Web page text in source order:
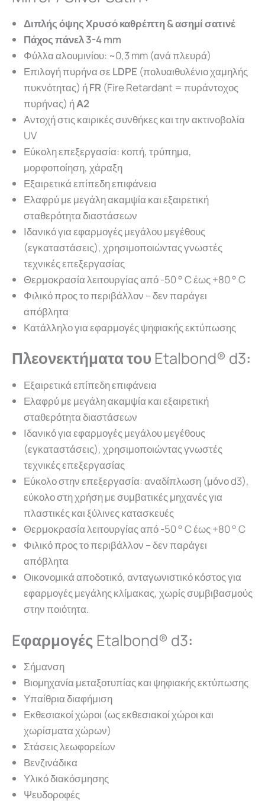
Διπλής όψης Χρυσό καθρέπτη & ασημί σατινέ
Πάχος πάνελ 3-4 mm
Φύλλα αλουμινίου: ~0,3 mm (ανάπλευρά)
Επιλογή πυρήνα σε LDPE (πολυαιθυλένιοχαμηλής
πυκνότητας) ήFR (Fire Retardant = πυράντοχος
πυρήνας) ήΑ2
Αντοχή στις καιρικές συνθήκες και την ακτινοβολία
UV
Εύκολη επεξεργασία: κοπή, τρύπημα,
μορφοποίηση, χάραξη
Εξαιρετικά επίπεδη επιφάνεια
Ελαφρύ με μεγάλη ακαμψία και εξαιρετική
σταθερότητα διαστάσεων
Ιδανικό για εφαρμογές μεγάλου μεγέθους
(εγκαταστάσεις), χρησιμοποιώντας γνωστές
τεχνικές επεξεργασίας
Θερμοκρασία λειτουργίας από -50 ° C έως +80 ° C
Φιλικό προς το περιβάλλον – δεν παράγει
απόβλητα
Κατάλληλο για εφαρμογές ψηφιακής εκτύπωσης
Πλεονεκτήματα του Etalbond® d3:
Εξαιρετικά επίπεδη επιφάνεια
Ελαφρύ με μεγάλη ακαμψία και εξαιρετική
σταθερότητα διαστάσεων
Ιδανικό για εφαρμογές μεγάλου μεγέθους
(εγκαταστάσεις), χρησιμοποιώντας γνωστές
τεχνικές επεξεργασίας
Εύκολο στην επεξεργασία: αναδίπλωση (μόνο d3),
εύκολο στη χρήση με συμβατικές μηχανές για
πλαστικές και ξύλινες κατασκευές
Θερμοκρασία λειτουργίας από -50 ° C έως +80 ° C
Φιλικό προς το περιβάλλον – δεν παράγει
απόβλητα
Οικονομικά αποδοτικό, ανταγωνιστικό κόστος για
εφαρμογές μεγάλης κλίμακας, χωρίς συμβιβασμούς
στην ποιότητα.
Eφαρμογές Etalbond® d3:
Σήμανση
Βιομηχανία μεταξοτυπίας και ψηφιακής εκτύπωσης
Υπαίθρια διαφήμιση
Εκθεσιακοί χώροι (ως εκθεσιακοί χώροι και
χωρίσματα χώρων)
Στάσεις λεωφορείων
Βενζινάδικα
Υλικό διακόσμησης
Ψευδοροφές